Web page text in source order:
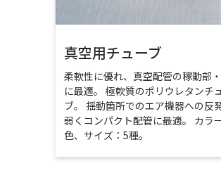
真空用チューブ
柔軟性に優れ、真空配管の稼動部
に最適。 極軟質のポリウレタンチ
ブ。 揺動箇所でのエア機器への反
弱くコンパクト配管に最適。 カラ
色、サイズ：5種。